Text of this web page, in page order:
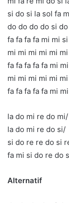
si do si la sol fa
do do do do si
fa fa fa fa mi mi
mi mi mi mi mi
fa fa fa fa fa mi
mi mi mi mi mi
fa fa fa fa fa mi
la do mi re do mi/
la do mi re do si/
si do re re do si
fa mi si do re do
Alternatif